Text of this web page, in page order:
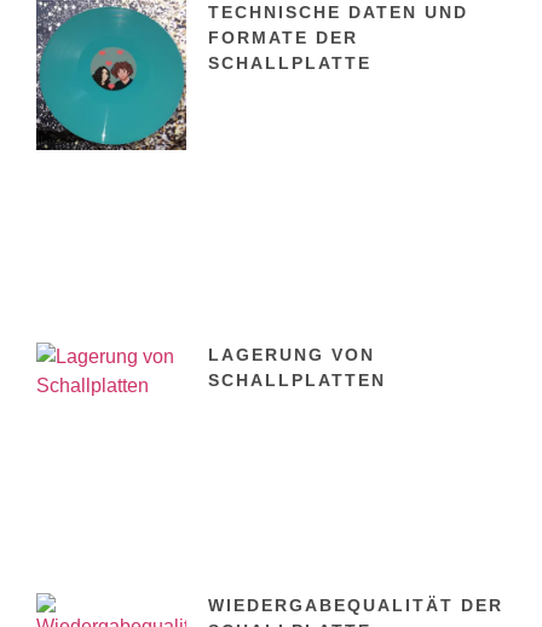
TECHNISCHE DATEN UND
FORMATE DER
SCHALLPLATTE
LAGERUNG VON
SCHALLPLATTEN
WIEDERGABEQUALITÄT DER